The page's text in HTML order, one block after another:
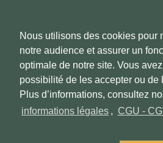
Nous utilisons des cookies pour
notre audience et assurer un
optimale de notre site. Vous
possibilité de les accepter ou de
Plus d’informations, consultez
informations légales , CGU -
Copyright 2026 © www.hadeen-place.fr
Based on Kate&You MarketPlace’ solution
ESPACE INFORMATIONS
Mon compte
PAIEMENT